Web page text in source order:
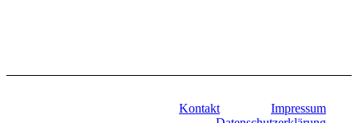
Kontakt
Impressum